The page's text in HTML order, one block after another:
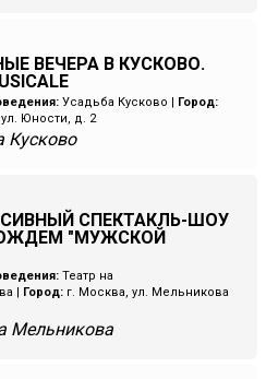
ВЕЧЕРА В КУСКОВО.
Усадьба Кусково
Город:
Юности, д. 2
Кусково
СПЕКТАКЛЬ-ШОУ
"МУЖСКОЙ
Театр на
Город: г. Москва, ул. Мельникова
Мельникова